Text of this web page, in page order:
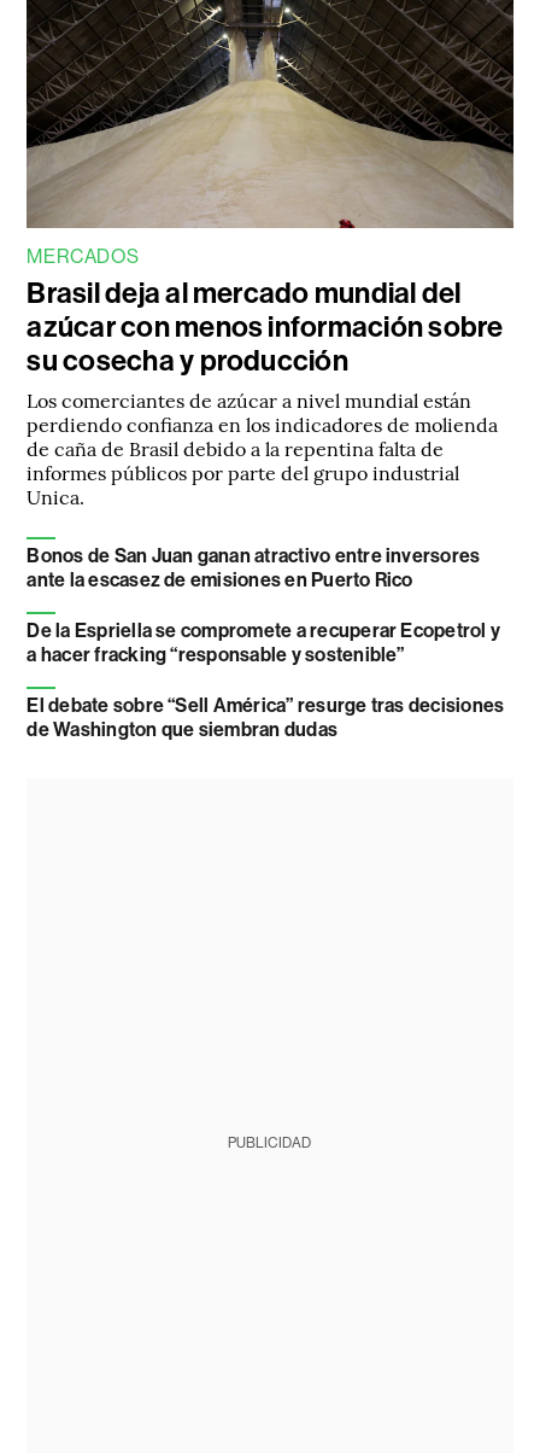
MERCADOS
Brasil deja al mercado mundial del
azúcar con menos información sobre
su cosecha y producción
Los comerciantes de azúcar a nivel mundial están
perdiendo confianza en los indicadores de molienda
de caña de Brasil debido a la repentina falta de
informes públicos por parte del grupo industrial
Unica.
Bonos de San Juan ganan atractivo entre inversores
ante la escasez de emisiones en Puerto Rico
De la Espriella se compromete a recuperar Ecopetrol y
a hacer fracking “responsable y sostenible”
El debate sobre “Sell América” resurge tras decisiones
de Washington que siembran dudas
PUBLICIDAD